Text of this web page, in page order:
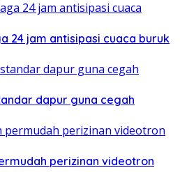
24 jam antisipasi cuaca buruk
dapur guna cegah
perizinan videotron